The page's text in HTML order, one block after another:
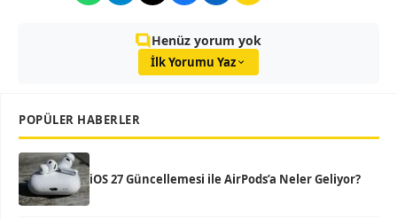
Henüz yorum yok
İlk Yorumu Yaz
POPÜLER HABERLER
iOS 27 Güncellemesi ile AirPods’a Neler Geliyor?